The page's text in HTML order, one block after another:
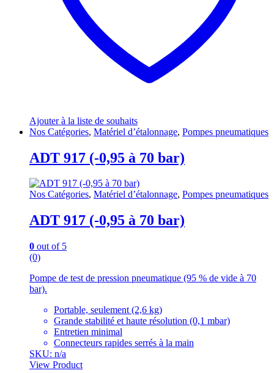
Ajouter à la liste de souhaits
Nos Catégories, Matériel d’étalonnage, Pompes pneumatiques
ADT 917 (-0,95 à 70 bar)
Nos Catégories, Matériel d’étalonnage, Pompes pneumatiques
ADT 917 (-0,95 à 70 bar)
0 out of 5
(0)
Pompe de test de pression pneumatique (95 % de vide à 70
bar).
Portable, seulement (2,6 kg)
Grande stabilité et haute résolution (0,1 mbar)
Entretien minimal
Connecteurs rapides serrés à la main
SKU: n/a
View Product